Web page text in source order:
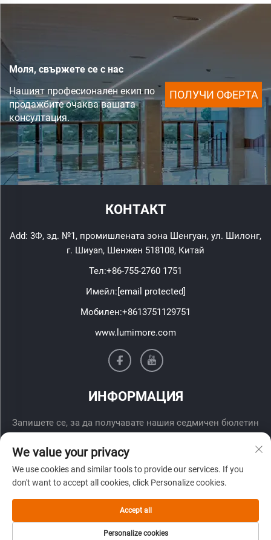
Моля, свържете се с нас
Нашият професионален екип по
продажбите очаква вашата
консултация.
ПОЛУЧИ ОФЕРТА
КОНТАКТ
Add: 3Ф, зд. №1, промишлената зона Шенгуан, ул. Шилонг,
г. Шиyan, Шенжен 518108, Китай
Тел:+86-755-2760 1751
Имейл:[email protected]
Мобилен:+8613751129751
www.lumimore.com
ИНФОРМАЦИЯ
Запишете се, за да получавате нашия седмичен бюлетин
Изпрати
We value your privacy
We use cookies and similar tools to provide our services. If you
don't want to accept all cookies, click Personalize cookies.
Personalize cookies
Accept all